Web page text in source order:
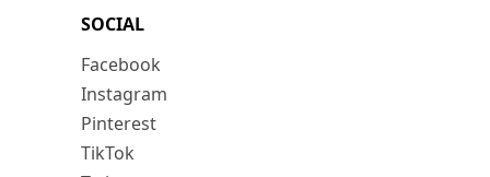
SOCIAL
Facebook
Instagram
Pinterest
TikTok